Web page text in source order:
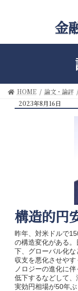
ツ
ッ
シ
移
金
HOME 論文・論評
2023年8月16日
構造的円
昨年、対米ドルで
の構造変化がある
下、グローバル化
収支を悪化させや
ノロジーの進化に
低下するなどして
実効円相場が50年